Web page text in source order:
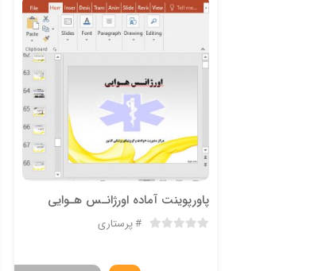
پاورپوینت آماده اورژانـس هـوایی
پرستاری